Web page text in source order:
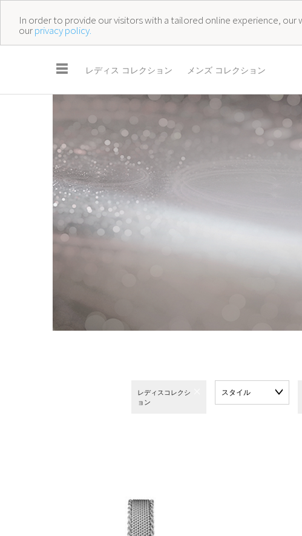
In order to provide our visitors with a tailored online experience,
ourprivacy policy.
☰ レディス コレクション メンズ コレクション
レディスコレクシ
ョン
スタイル